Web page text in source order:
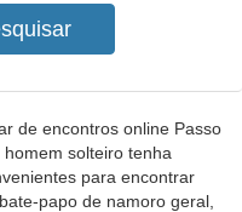
de encontros online Passo
solteiro tenha
para encontrar
papo de namoro geral,